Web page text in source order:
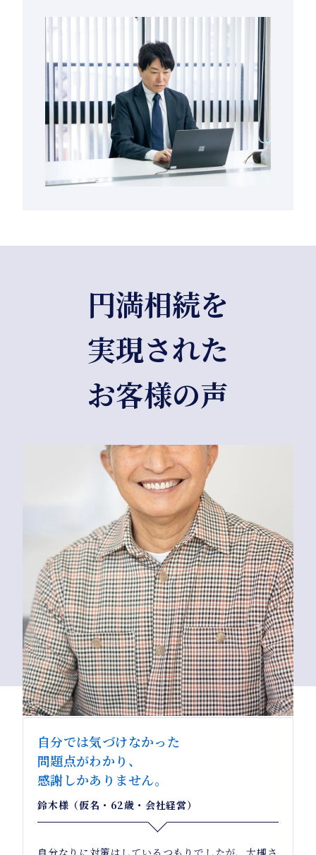
円満相続を
実現された
お客様の声
自分では気づけなかった
問題点がわかり、
感謝しかありません。
鈴木様（仮名・62歳・会社経営）
自分なりに対策はしているつもりでしたが、大槻さ